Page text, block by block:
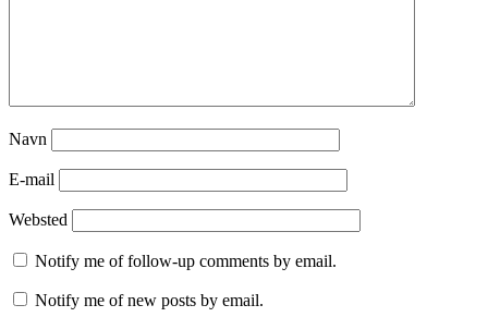
Navn
E-mail
Websted
Notify me of follow-up comments by email.
Notify me of new posts by email.